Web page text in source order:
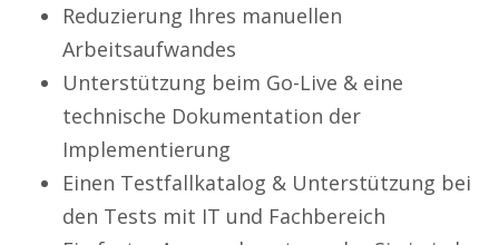
Reduzierung Ihres manuellen
Arbeitsaufwandes
Unterstützung beim Go-Live & eine
technische Dokumentation der
Implementierung
Einen Testfallkatalog & Unterstützung bei
den Tests mit IT und Fachbereich